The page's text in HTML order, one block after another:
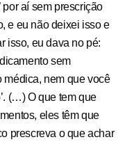
por aí sem prescrição
e eu não deixei isso e
isso, eu dava no pé:
sem
médica, nem que você
(…) O que tem que
eles têm que
prescreva o que achar